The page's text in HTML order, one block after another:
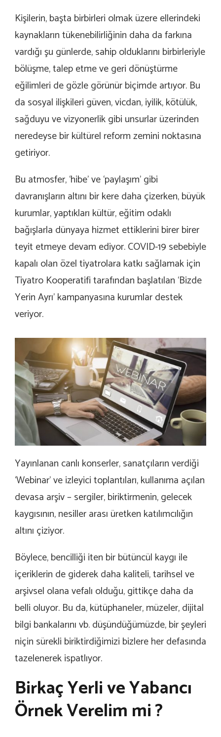
Kişilerin, başta birbirleri olmak üzere ellerindeki
kaynakların tükenebilirliğinin daha da farkına
vardığı şu günlerde, sahip olduklarını birbirleriyle
bölüşme, talep etme ve geri dönüştürme
eğilimleri de gözle görünür biçimde artıyor. Bu
da sosyal ilişkileri güven, vicdan, iyilik, kötülük,
sağduyu ve vizyonerlik gibi unsurlar üzerinden
neredeyse bir kültürel reform zemini noktasına
getiriyor.
Bu atmosfer, ‘hibe’ ve ‘paylaşım’ gibi
davranışların altını bir kere daha çizerken, büyük
kurumlar, yaptıkları kültür, eğitim odaklı
bağışlarla dünyaya hizmet ettiklerini birer birer
teyit etmeye devam ediyor. COVID-19 sebebiyle
kapalı olan özel tiyatrolara katkı sağlamak için
Tiyatro Kooperatifi tarafından başlatılan ‘Bizde
Yerin Ayrı’ kampanyasına kurumlar destek
veriyor.
Yayınlanan canlı konserler, sanatçıların verdiği
‘Webinar’ ve izleyici toplantıları, kullanıma açılan
devasa arşiv – sergiler, biriktirmenin, gelecek
kaygısının, nesiller arası üretken katılımcılığın
altını çiziyor.
Böylece, bencilliği iten bir bütüncül kaygı ile
içeriklerin de giderek daha kaliteli, tarihsel ve
arşivsel olana vefalı olduğu, gittikçe daha da
belli oluyor. Bu da, kütüphaneler, müzeler, dijital
bilgi bankalarını vb. düşündüğümüzde, bir şeyleri
niçin sürekli biriktirdiğimizi bizlere her defasında
tazelenerek ispatlıyor.
Birkaç Yerli ve Yabancı
Örnek Verelim mi ?